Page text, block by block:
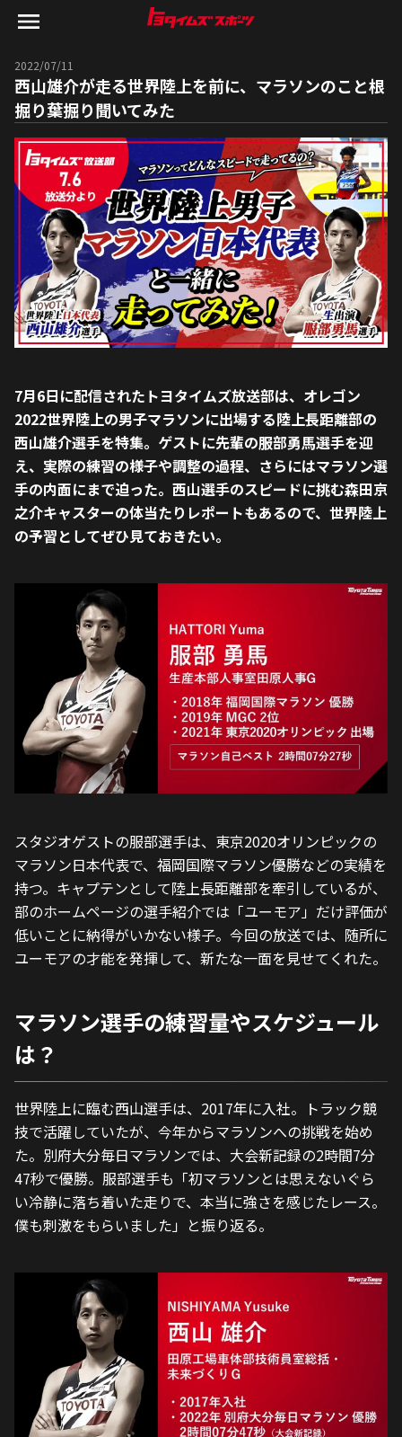
2022/07/11
西山雄介が走る世界陸上を前に、マラソンのこと根
掘り葉掘り聞いてみた
7月6日に配信されたトヨタイムズ放送部は、オレゴン
2022世界陸上の男子マラソンに出場する陸上長距離部の
西山雄介選手を特集。ゲストに先輩の服部勇馬選手を迎
え、実際の練習の様子や調整の過程、さらにはマラソン選
手の内面にまで迫った。西山選手のスピードに挑む森田京
之介キャスターの体当たりレポートもあるので、世界陸上
の予習としてぜひ見ておきたい。
スタジオゲストの服部選手は、東京2020オリンピックの
マラソン日本代表で、福岡国際マラソン優勝などの実績を
持つ。キャプテンとして陸上長距離部を牽引しているが、
部のホームページの選手紹介では「ユーモア」だけ評価が
低いことに納得がいかない様子。今回の放送では、随所に
ユーモアの才能を発揮して、新たな一面を見せてくれた。
マラソン選手の練習量やスケジュール
は？
世界陸上に臨む西山選手は、2017年に入社。トラック競
技で活躍していたが、今年からマラソンへの挑戦を始め
た。別府大分毎日マラソンでは、大会新記録の2時間7分
47秒で優勝。服部選手も「初マラソンとは思えないぐら
い冷静に落ち着いた走りで、本当に強さを感じたレース。
僕も刺激をもらいました」と振り返る。